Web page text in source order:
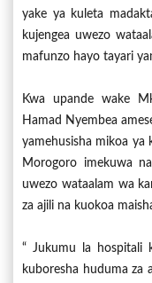
yake ya kuleta
kujengea uwezo
mafunzo hayo tayari
Kwa upande wake
Hamad Nyembea
yamehusisha mikoa ya
Morogoro imekuwa
uwezo wataalam wa
za ajili na kuokoa
“ Jukumu la hospitali
kuboresha huduma za